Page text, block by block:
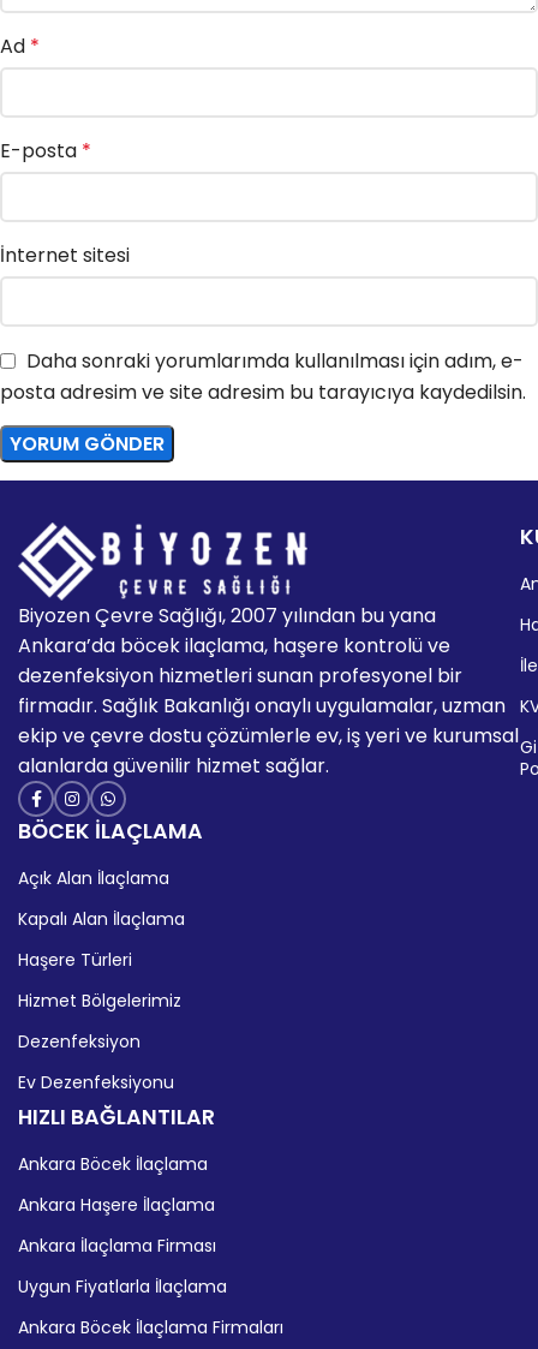
Ad *
E-posta *
İnternet sitesi
Daha sonraki yorumlarımda kullanılması için adım, e-
posta adresim ve site adresim bu tarayıcıya kaydedilsin.
Biyozen Çevre Sağlığı, 2007 yılından bu yana
Ankara’da böcek ilaçlama, haşere kontrolü ve
dezenfeksiyon hizmetleri sunan profesyonel bir
firmadır. Sağlık Bakanlığı onaylı uygulamalar, uzman
ekip ve çevre dostu çözümlerle ev, iş yeri ve kurumsal
alanlarda güvenilir hizmet sağlar.
BÖCEK İLAÇLAMA
Açık Alan İlaçlama
Kapalı Alan İlaçlama
Haşere Türleri
Hizmet Bölgelerimiz
Dezenfeksiyon
Ev Dezenfeksiyonu
HIZLI BAĞLANTILAR
Ankara Böcek İlaçlama
Ankara Haşere İlaçlama
Ankara İlaçlama Firması
Uygun Fiyatlarla İlaçlama
Ankara Böcek İlaçlama Firmaları